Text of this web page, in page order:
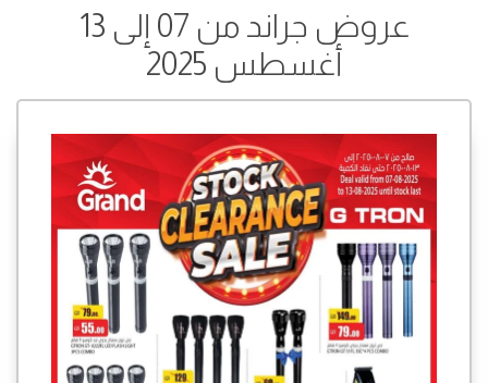
عروض جراند من 07 إلى 13
أغسطس 2025